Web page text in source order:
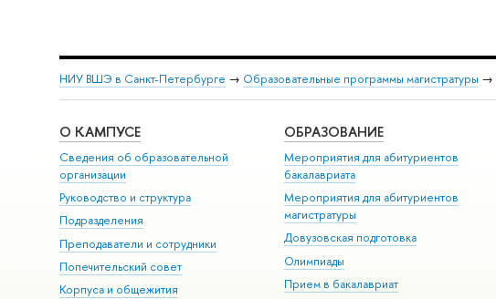
НИУ ВШЭ в Санкт-Петербурге → Образовательные программы магистратуры →
О КАМПУСЕ
Сведения об образовательной
организации
Руководство и структура
Подразделения
Преподаватели и сотрудники
Попечительский совет
Корпуса и общежития
ОБРАЗОВАНИЕ
Мероприятия для абитуриентов
бакалавриата
Мероприятия для абитуриентов
магистратуры
Довузовская подготовка
Олимпиады
Прием в бакалавриат